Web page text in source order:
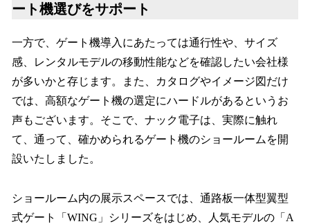
ート機選びをサポート
一方で、ゲート機導入にあたっては通行性や、サイズ
感、レンタルモデルの移動性能などを確認したい会社様
が多いかと存じます。また、カタログやイメージ図だけ
では、高額なゲート機の選定にハードルがあるというお
声もございます。そこで、ナック電子は、実際に触れ
て、通って、確かめられるゲート機のショールームを開
設いたしました。
ショールーム内の展示スペースでは、通路板一体型翼型
式ゲート「WING」シリーズをはじめ、人気モデルの「A